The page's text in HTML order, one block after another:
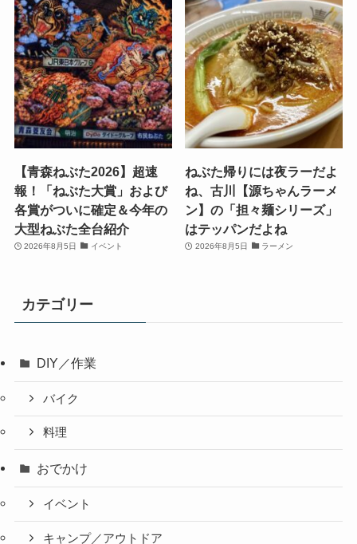
【青森ねぶた2026】超速
報！「ねぶた大賞」および
各賞がついに確定＆今年の
大型ねぶた全台紹介
2026年8月5日 イベント
ねぶた帰りには夜ラーだよ
ね、古川【源ちゃんラーメ
ン】の「担々麺シリーズ」
はテッパンだよね
2026年8月5日 ラーメン
カテゴリー
DIY／作業
バイク
料理
おでかけ
イベント
キャンプ／アウトドア